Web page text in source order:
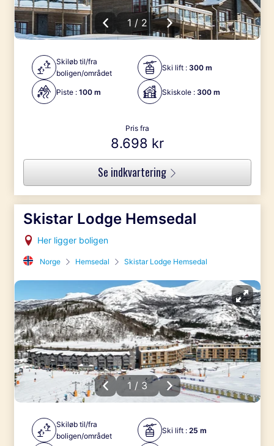
1 / 2
Skiløb til/fra
boligen/området
Ski lift : 300 m
Piste :100 m Skiskole : 300 m
Pris fra
8.698 kr
Se indkvartering
Skistar Lodge Hemsedal
Her ligger boligen
Norge Hemsedal Skistar Lodge Hemsedal
1 / 3
Skiløb til/fra
boligen/området
Ski lift : 25 m